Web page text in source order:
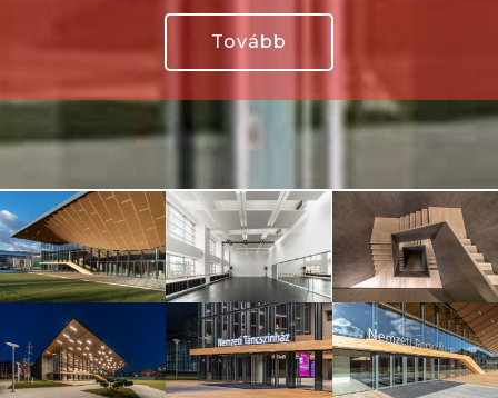
Tovább